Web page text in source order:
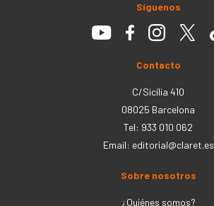
Síguenos
Contacto
C/Sicília 410
08025 Barcelona
Tel: 933 010 062
Email: editorial@claret.es
Sobre nosotros
¿Quiénes somos?